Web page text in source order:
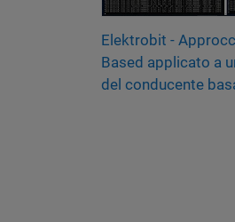
Elektrobit -
Based applicato a
del conducente